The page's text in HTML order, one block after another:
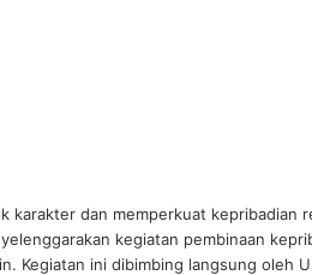
karakter dan memperkuat kepribadian
kegiatan pembinaan
Kegiatan ini dibimbing langsung oleh